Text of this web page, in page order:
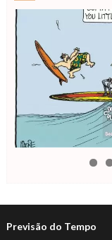
Previsão do Tempo